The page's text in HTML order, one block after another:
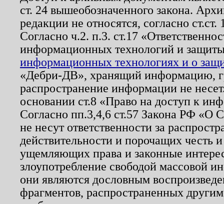
ст. 24 вышеобозначенного закона.
редакции не относятся, согласно
Согласно ч.2. п.3. ст.17
информационных технологий и
информационных технологиях и о
«Дебри-ДВ», хранящий информацию,
распространение информации не
основании ст.8 «Право на доступ к
Согласно пп.3,4,6 ст.57 Закона РФ «О
не несут ответственности за
действительности и порочащих честь
ущемляющих права и законные
злоупотребление свободой массовой
они являются дословным
фрагментов, распространенных